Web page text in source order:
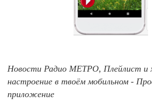
Новости Радио МЕТРО, Плейлист и
настроение в твоём мобильном -
приложение